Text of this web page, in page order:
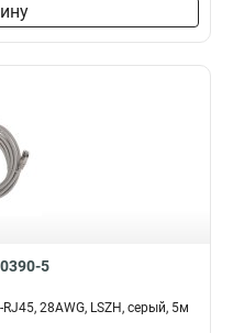
5
28AWG, LSZH, серый, 5м